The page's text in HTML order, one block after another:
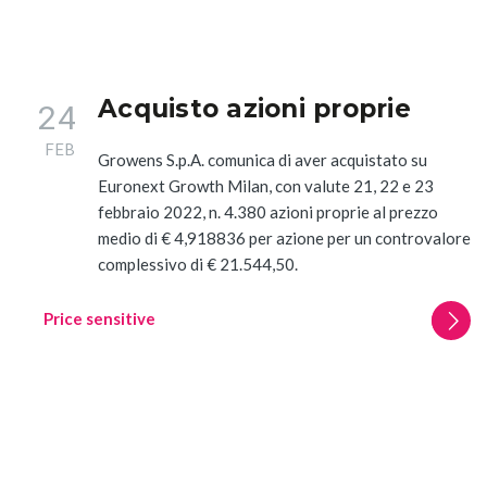
Price sensitive
24
FEB
Acquisto azioni proprie
Growens S.p.A. comunica di aver acquistato su
Euronext Growth Milan, con valute 21, 22 e 23
febbraio 2022, n. 4.380 azioni proprie al prezzo
medio di € 4,918836 per azione per un controvalore
complessivo di € 21.544,50.